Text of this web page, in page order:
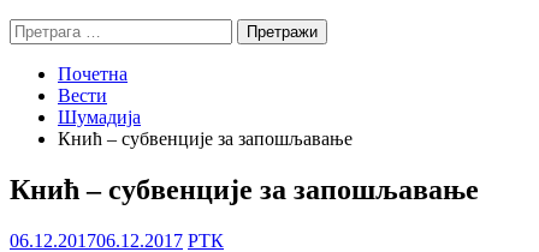
Претрага
за:
Почетна
Вести
Шумадија
Кнић – субвенције за запошљавање
Кнић – субвенције за запошљавање
06.12.201706.12.2017 РТК